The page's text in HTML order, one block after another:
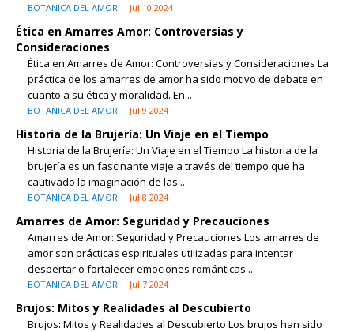
BOTANICA DEL AMOR Jul 10 2024
Ética en Amarres Amor: Controversias y
Consideraciones
Ética en Amarres de Amor: Controversias y Consideraciones La
práctica de los amarres de amor ha sido motivo de debate en
cuanto a su ética y moralidad. En...
BOTANICA DEL AMOR Jul 9 2024
Historia de la Brujería: Un Viaje en el Tiempo
Historia de la Brujería: Un Viaje en el Tiempo La historia de la
brujería es un fascinante viaje a través del tiempo que ha
cautivado la imaginación de las...
BOTANICA DEL AMOR Jul 8 2024
Amarres de Amor: Seguridad y Precauciones
Amarres de Amor: Seguridad y Precauciones Los amarres de
amor son prácticas espirituales utilizadas para intentar
despertar o fortalecer emociones románticas...
BOTANICA DEL AMOR Jul 7 2024
Brujos: Mitos y Realidades al Descubierto
Brujos: Mitos y Realidades al Descubierto Los brujos han sido